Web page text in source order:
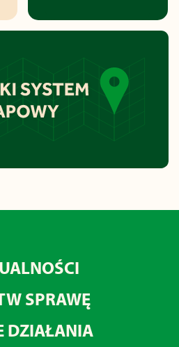
SPRAWĘ
DZIAŁANIA